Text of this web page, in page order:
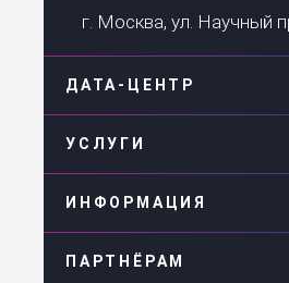
г. Москва, ул. Научный
ДАТА-ЦЕНТР
УСЛУГИ
ИНФОРМАЦИЯ
ПАРТНЁРАМ